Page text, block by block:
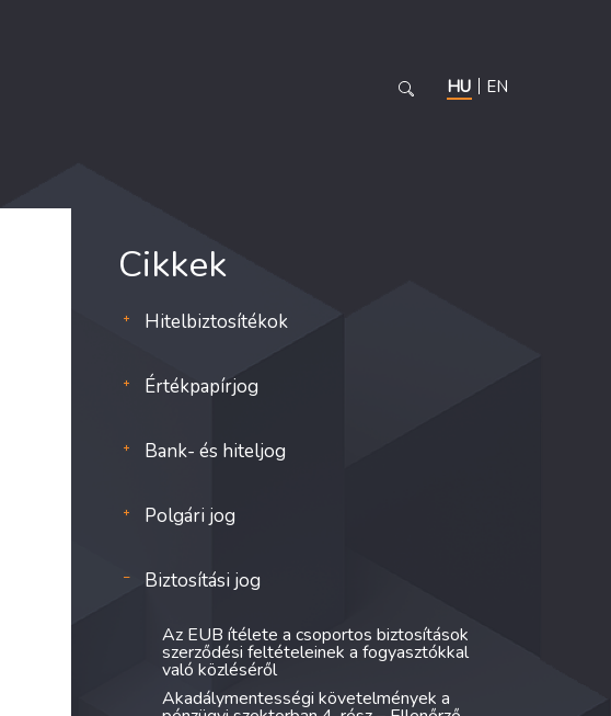
HU EN
Cikkek
Hitelbiztosítékok
Értékpapírjog
Bank- és hiteljog
Polgári jog
Biztosítási jog
Az EUB ítélete a csoportos biztosítások
szerződési feltételeinek a fogyasztókkal
való közléséről
Akadálymentességi követelmények a